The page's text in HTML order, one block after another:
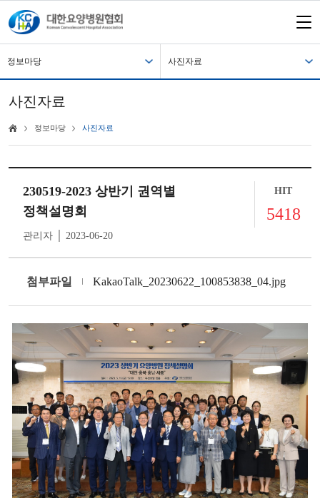
정보마당 사진자료
사진자료
정보마당 사진자료
230519-2023 상반기 권역별
정책설명회
관리자 │ 2023-06-20
HIT
5418
첨부파일 KakaoTalk_20230622_100853838_04.jpg